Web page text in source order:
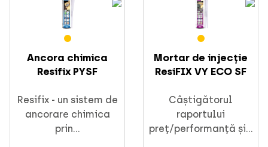
Fixare directă
Ancora chimica
Resifix PYSF
Resifix - un sistem de
ancorare chimica
prin...
Mortar de injecție
ResiFIX VY ECO SF
Câștigătorul
raportului
preț/performanță și...